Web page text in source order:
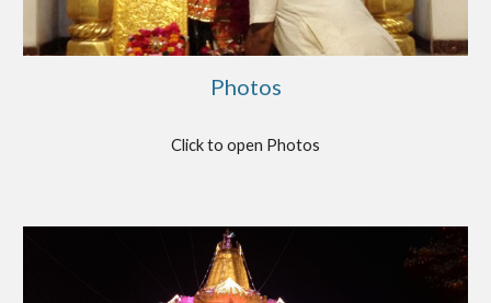
Photos
Click to open Photos